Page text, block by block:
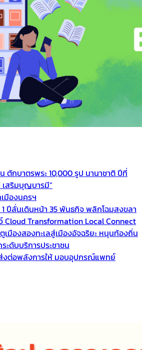
ตักบาตรพระ 10,000 รูป นานาชาติ ปีที่
เสริมบุญบารมี”
มืองนครฯ
1 ปีลั่นเดินหน้า 35 พันธกิจ พลิกโฉมสงขลา
Cloud Transformation Local Connect
เมืองสองทะเลสู่เมืองอัจฉริยะ หนุนท้องถิ่น
ะดับบริการประชาชน
ส่งต่อพลังการให้ มอบอุปกรณ์แพทย์